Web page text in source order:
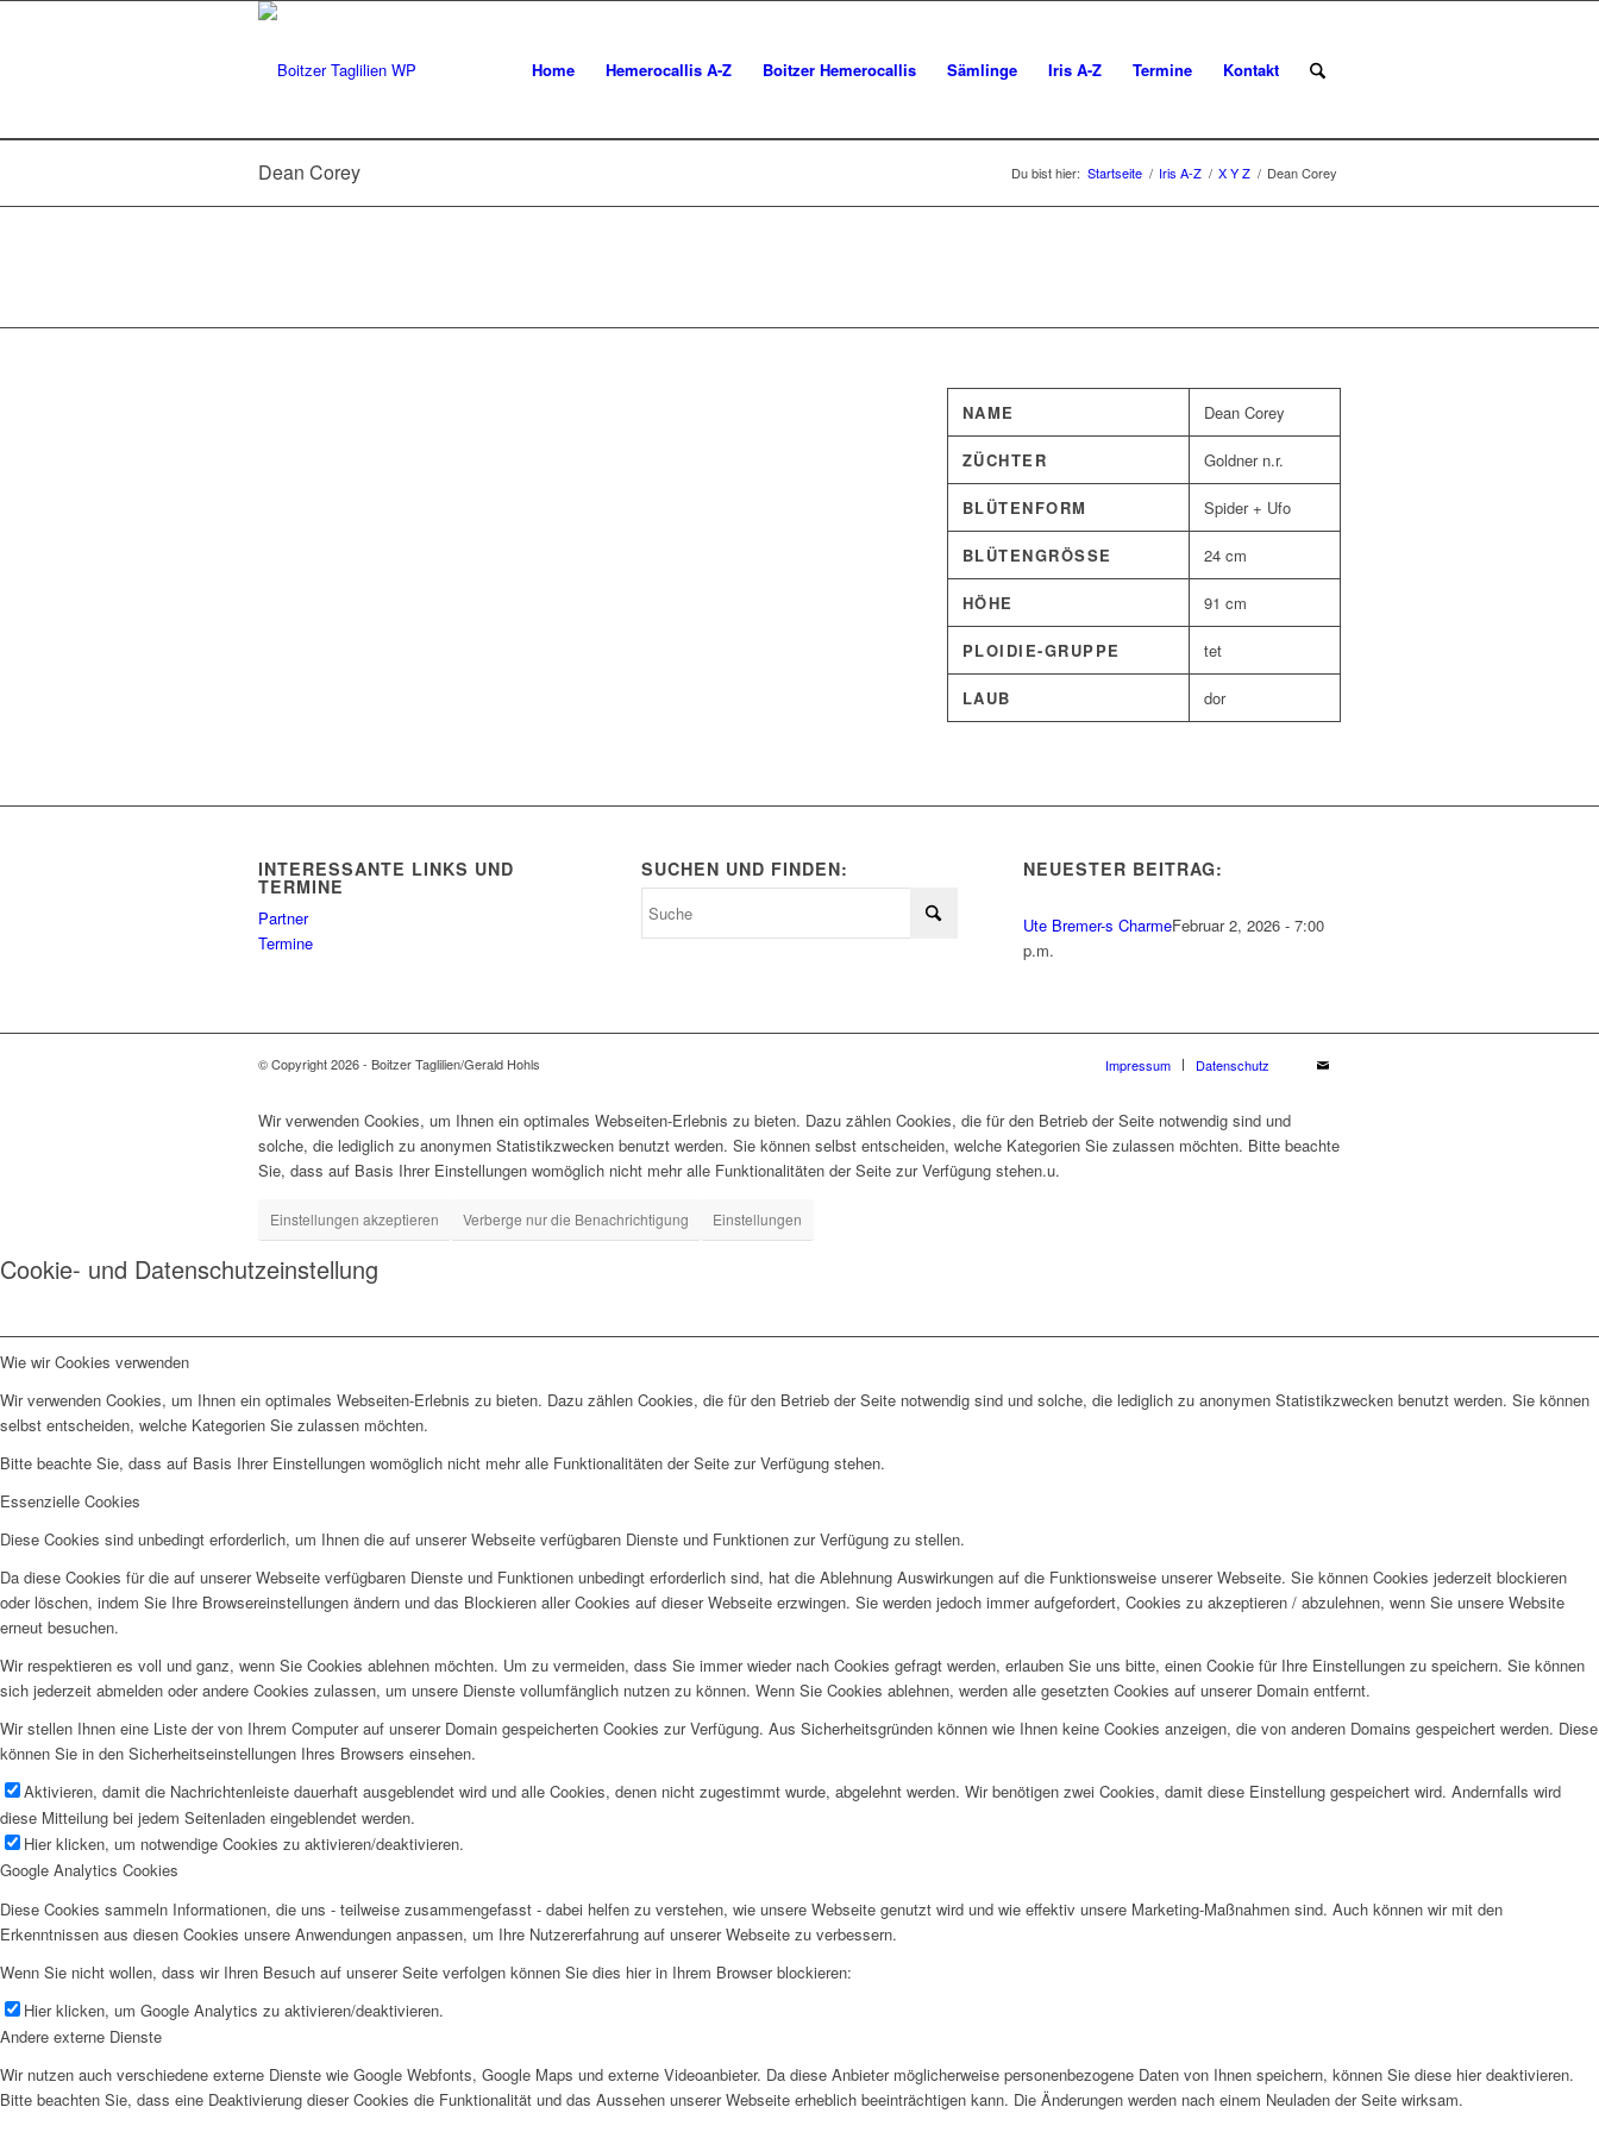
Home Hemerocallis A-Z Boitzer Hemerocallis Sämlinge Iris A-Z Termine Kontakt
Dean Corey Du bist hier: Startseite / Iris A-Z / X Y Z / Dean Corey
NAME Dean Corey
ZÜCHTER Goldner n.r.
BLÜTENFORM Spider + Ufo
BLÜTENGRÖSSE 24 cm
HÖHE 91 cm
PLOIDIE-GRUPPE tet
LAUB dor
INTERESSANTE LINKS UND
TERMINE
Partner
Termine
SUCHEN UND FINDEN: NEUESTER BEITRAG:
Ute Bremer-s CharmeFebruar 2, 2026 - 7:00
p.m.
© Copyright 2026 - Boitzer Taglilien/Gerald Hohls Impressum Datenschutz
Wir verwenden Cookies, um Ihnen ein optimales Webseiten-Erlebnis zu bieten. Dazu zählen Cookies, die für den Betrieb der Seite notwendig sind und
solche, die lediglich zu anonymen Statistikzwecken benutzt werden. Sie können selbst entscheiden, welche Kategorien Sie zulassen möchten. Bitte beachte
Sie, dass auf Basis Ihrer Einstellungen womöglich nicht mehr alle Funktionalitäten der Seite zur Verfügung stehen.u.
Einstellungen akzeptieren Verberge nur die Benachrichtigung Einstellungen
Cookie- und Datenschutzeinstellung
Wie wir Cookies verwenden
Wir verwenden Cookies, um Ihnen ein optimales Webseiten-Erlebnis zu bieten. Dazu zählen Cookies, die für den Betrieb der Seite notwendig sind und solche, die lediglich zu anonymen Statistikzwecken benutzt werden. Sie können
selbst entscheiden, welche Kategorien Sie zulassen möchten.
Bitte beachte Sie, dass auf Basis Ihrer Einstellungen womöglich nicht mehr alle Funktionalitäten der Seite zur Verfügung stehen.
Essenzielle Cookies
Diese Cookies sind unbedingt erforderlich, um Ihnen die auf unserer Webseite verfügbaren Dienste und Funktionen zur Verfügung zu stellen.
Da diese Cookies für die auf unserer Webseite verfügbaren Dienste und Funktionen unbedingt erforderlich sind, hat die Ablehnung Auswirkungen auf die Funktionsweise unserer Webseite. Sie können Cookies jederzeit blockieren
oder löschen, indem Sie Ihre Browsereinstellungen ändern und das Blockieren aller Cookies auf dieser Webseite erzwingen. Sie werden jedoch immer aufgefordert, Cookies zu akzeptieren / abzulehnen, wenn Sie unsere Website
erneut besuchen.
Wir respektieren es voll und ganz, wenn Sie Cookies ablehnen möchten. Um zu vermeiden, dass Sie immer wieder nach Cookies gefragt werden, erlauben Sie uns bitte, einen Cookie für Ihre Einstellungen zu speichern. Sie können
sich jederzeit abmelden oder andere Cookies zulassen, um unsere Dienste vollumfänglich nutzen zu können. Wenn Sie Cookies ablehnen, werden alle gesetzten Cookies auf unserer Domain entfernt.
Wir stellen Ihnen eine Liste der von Ihrem Computer auf unserer Domain gespeicherten Cookies zur Verfügung. Aus Sicherheitsgründen können wie Ihnen keine Cookies anzeigen, die von anderen Domains gespeichert werden. Diese
können Sie in den Sicherheitseinstellungen Ihres Browsers einsehen.
Aktivieren, damit die Nachrichtenleiste dauerhaft ausgeblendet wird und alle Cookies, denen nicht zugestimmt wurde, abgelehnt werden. Wir benötigen zwei Cookies, damit diese Einstellung gespeichert wird. Andernfalls wird
diese Mitteilung bei jedem Seitenladen eingeblendet werden.
Hier klicken, um notwendige Cookies zu aktivieren/deaktivieren.
Google Analytics Cookies
Diese Cookies sammeln Informationen, die uns - teilweise zusammengefasst - dabei helfen zu verstehen, wie unsere Webseite genutzt wird und wie effektiv unsere Marketing-Maßnahmen sind. Auch können wir mit den
Erkenntnissen aus diesen Cookies unsere Anwendungen anpassen, um Ihre Nutzererfahrung auf unserer Webseite zu verbessern.
Wenn Sie nicht wollen, dass wir Ihren Besuch auf unserer Seite verfolgen können Sie dies hier in Ihrem Browser blockieren:
Hier klicken, um Google Analytics zu aktivieren/deaktivieren.
Andere externe Dienste
Wir nutzen auch verschiedene externe Dienste wie Google Webfonts, Google Maps und externe Videoanbieter. Da diese Anbieter möglicherweise personenbezogene Daten von Ihnen speichern, können Sie diese hier deaktivieren.
Bitte beachten Sie, dass eine Deaktivierung dieser Cookies die Funktionalität und das Aussehen unserer Webseite erheblich beeinträchtigen kann. Die Änderungen werden nach einem Neuladen der Seite wirksam.